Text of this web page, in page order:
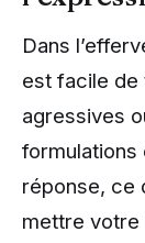
Dans
est facile de
agressives
formulations
réponse, ce
mettre votre